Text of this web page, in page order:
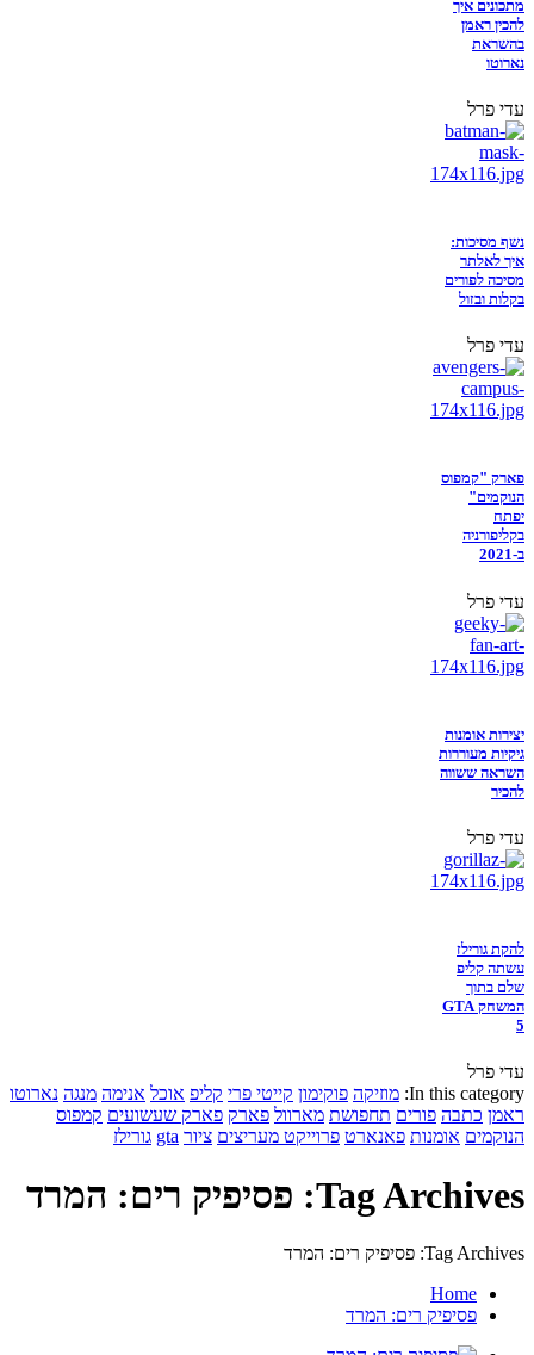
מתכונים איך
להכין ראמן
בהשראת
נארוטו
עדי פרל
נשף מסיכות:
איך לאלתר
מסיכה לפורים
בקלות ובזול
עדי פרל
פארק "קמפוס
הנוקמים"
יפתח
בקליפורניה
ב-2021
עדי פרל
יצירות אומנות
גיקיות מעוררות
השראה ששווה
להכיר
עדי פרל
להקת גורילז
עשתה קליפ
שלם בתוך
המשחק GTA
5
עדי פרל
In this category: מוזיקה פוקימון קייטי פרי קליפ אוכל אנימה מנגה נארוטו
ראמן כתבה פורים תחפושת מארוול פארק פארק שעשועים קמפוס
הנוקמים אומנות פאנארט פרוייקט מעריצים ציור gta גורילז
Tag Archives: פסיפיק רים: המרד
Tag Archives: פסיפיק רים: המרד
Home
פסיפיק רים: המרד